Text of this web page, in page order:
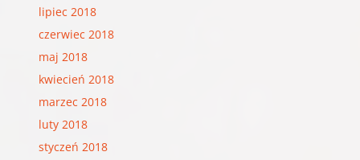
lipiec 2018
czerwiec 2018
maj 2018
kwiecień 2018
marzec 2018
luty 2018
styczeń 2018